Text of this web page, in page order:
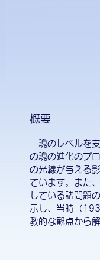
概要
魂のレベルを
の魂の進化のプ
の光線が与える
ています。また
している諸問題
示し、当時（
教的な観点から解